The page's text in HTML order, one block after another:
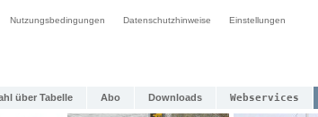
Nutzungsbedingungen Datenschutzhinweise Einstellungen
über Tabelle Abo Downloads Webservices